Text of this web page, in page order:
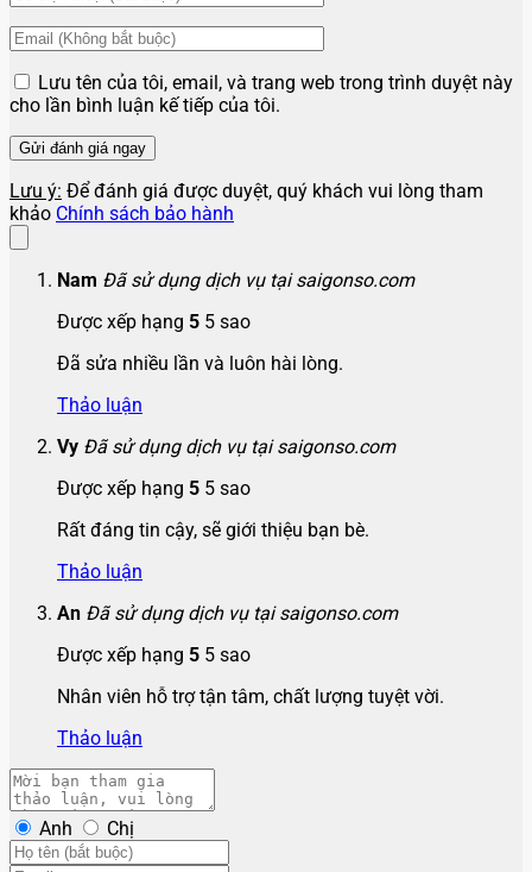
Lưu tên của tôi, email, và trang web trong trình duyệt này
cho lần bình luận kế tiếp của tôi.
Lưu ý: Để đánh giá được duyệt, quý khách vui lòng tham
khảo Chính sách bảo hành
Nam Đã sử dụng dịch vụ tại saigonso.com
Được xếp hạng 5 5 sao
Đã sửa nhiều lần và luôn hài lòng.
Thảo luận
Vy Đã sử dụng dịch vụ tại saigonso.com
Được xếp hạng 5 5 sao
Rất đáng tin cậy, sẽ giới thiệu bạn bè.
Thảo luận
An Đã sử dụng dịch vụ tại saigonso.com
Được xếp hạng 5 5 sao
Nhân viên hỗ trợ tận tâm, chất lượng tuyệt vời.
Thảo luận
Anh Chị